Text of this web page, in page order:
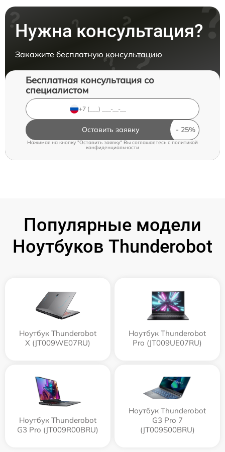
Нужна консультация?
Закажите бесплатную консультацию
Бесплатная консультация со
специалистом
Оставить заявку
Нажимая на кнопку "Оставить заявку" Вы соглашаетесь cполитикой
конфиденциальности
Популярные модели
Ноутбуков Thunderobot
Ноутбук Thunderobot
X (JT009WE07RU)
Ноутбук Thunderobot
Pro (JT009UE07RU)
Ноутбук Thunderobot
G3 Pro (JT009R00BRU)
Ноутбук Thunderobot
G3 Pro 7
(JT009S00BRU)